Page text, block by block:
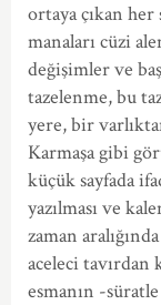
ortaya çıkan
manaları cüzi
değişimler ve
tazelenme, bu
yere, bir
Karmaşa gibi
küçük sayfada
yazılması ve
zaman
aceleci tavırdan
esmanın -